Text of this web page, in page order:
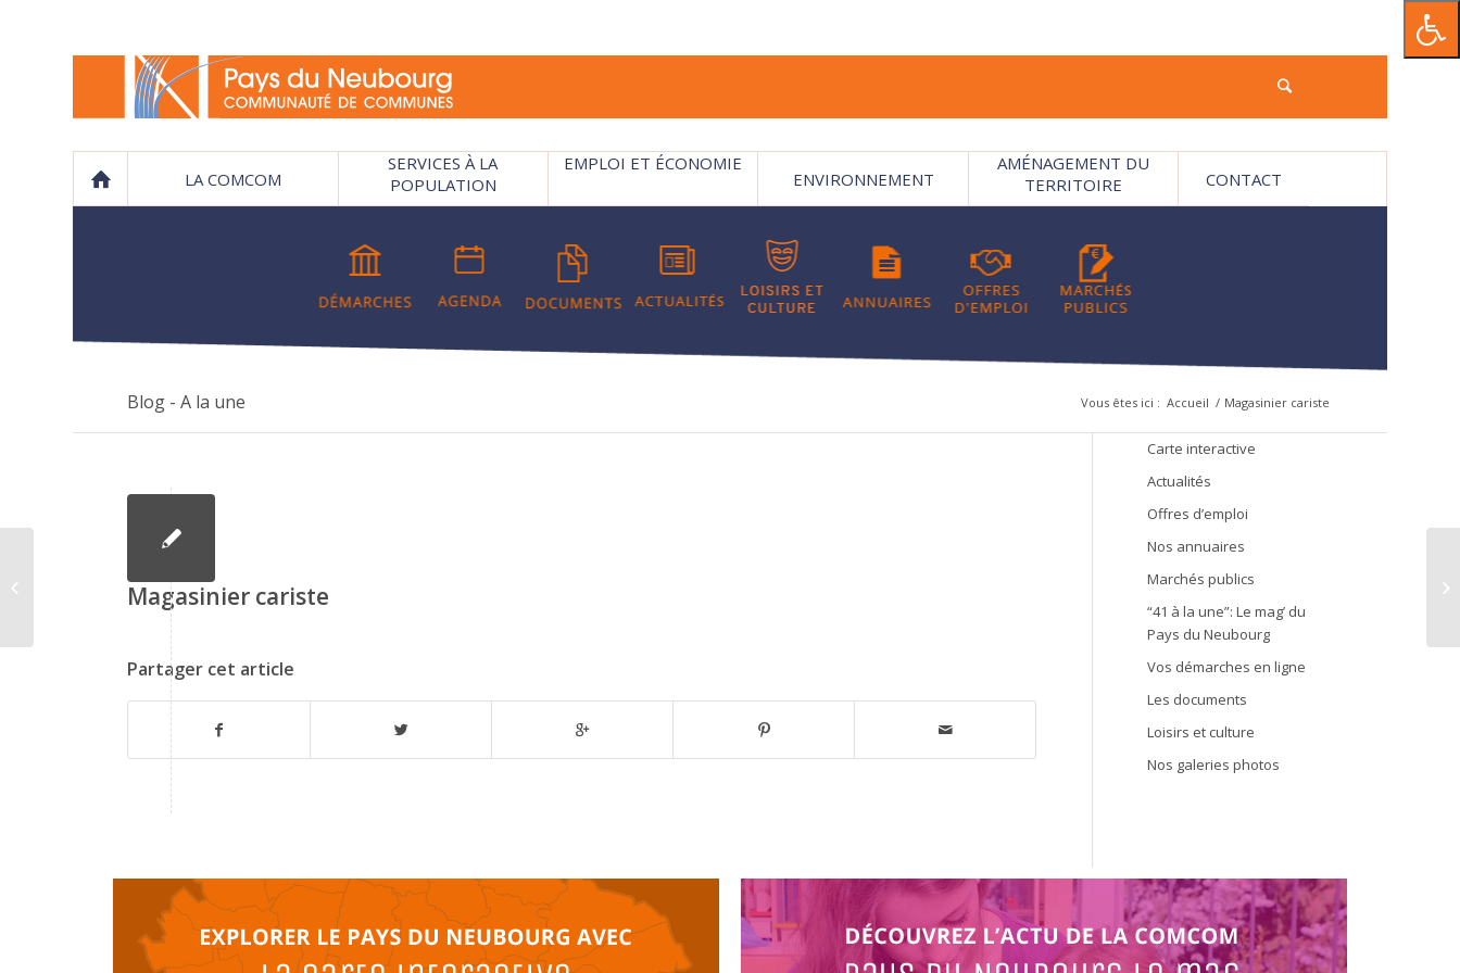
LA COMCOM
SERVICES À LA
POPULATION
EMPLOI ET ÉCONOMIE
ENVIRONNEMENT
AMÉNAGEMENT DU
TERRITOIRE
CONTACT
Blog - A la une Vous êtes ici : Accueil / Magasinier cariste
Magasinier cariste
Partager cet article
Carte interactive
Actualités
Offres d’emploi
Nos annuaires
Marchés publics
“41 à la une”: Le mag’ du
Pays du Neubourg
Vos démarches en ligne
Les documents
Loisirs et culture
Nos galeries photos
Agent métrologue